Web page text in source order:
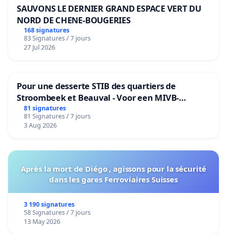
SAUVONS LE DERNIER GRAND ESPACE VERT DU
NORD DE CHENE-BOUGERIES
168 signatures
83 Signatures / 7 jours
27 Jul 2026
Pour une desserte STIB des quartiers de
Stroombeek et Beauval - Voor een MIVB-
bediening van de wijken Strombeek en Het
Voor
81 signatures
81 Signatures / 7 jours
3 Aug 2026
Après la mort de Diégo , agissons pour la sécurité
dans les gares Ferroviaires Suisses
3 190 signatures
58 Signatures / 7 jours
13 May 2026